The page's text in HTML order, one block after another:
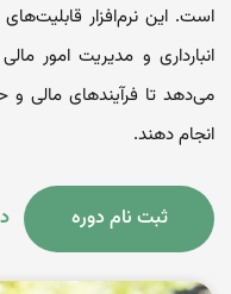
است. این نرم‌افزار
انبارداری و مدیریت امور
می‌دهد تا فرآیندهای مالی و
انجام دهند.
ثبت نام دوره